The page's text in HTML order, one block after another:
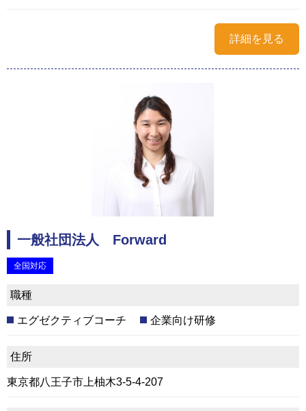
詳細を見る
一般社団法人 Forward
全国対応
職種
エグゼクティブコーチ 企業向け研修
住所
東京都八王子市上柚木3-5-4-207